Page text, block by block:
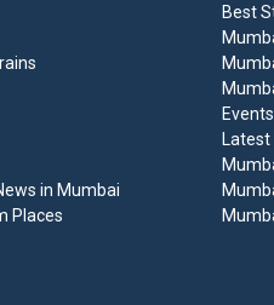
in Mumbai
Places
Best
Latest